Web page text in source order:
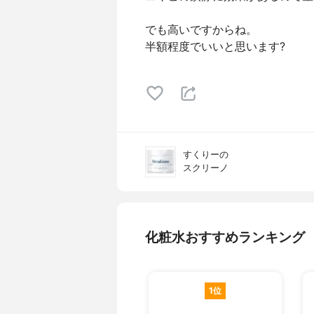
でも高いですからね。
半額程度でいいと思います?
すくりーの
スクリーノ
化粧水おすすめランキング
1位